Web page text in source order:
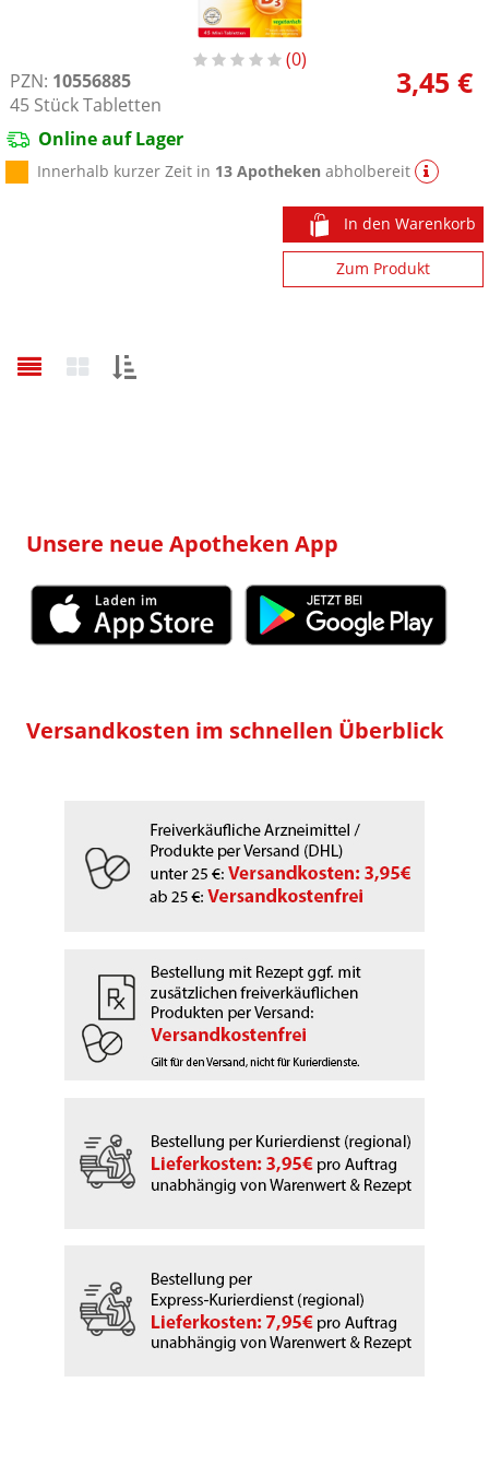
0
PZN: 10556885
45 Stück Tabletten
3,45 €
Online auf Lager
Innerhalb kurzer Zeit in 13 Apotheken abholbereit
In den Warenkorb
Zum Produkt
Unsere neue Apotheken App
Versandkosten im schnellen Überblick